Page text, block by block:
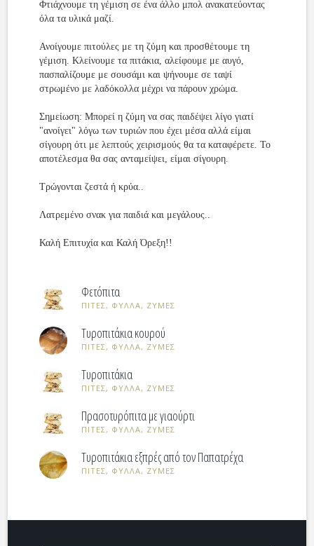
Φτιάχνουμε τη γέμιση σε ένα άλλο μπολ ανακατεύοντας
όλα τα υλικά μαζί.
Ανοίγουμε πιτούλες με τη ζύμη και προσθέτουμε τη
γέμιση. Κλείνουμε τα πιτάκια, αλείφουμε με αυγό,
πασπαλίζουμε με σουσάμι και ψήνουμε σε ταψί
στρωμένο με λαδόκολλα μέχρι να πάρουν χρώμα.
Σημείωση: Μπορεί η ζύμη να σας παιδέψει λίγο γιατί
"ανοίγει" λόγω των τυριών που έχει μέσα αλλά είμαι
σίγουρη ότι με λεπτούς χειρισμούς θα τα καταφέρετε. Το
αποτέλεσμα θα σας ανταμείψει, είμαι σίγουρη.
Τρώγονται ζεστά ή κρύα..
Λατρεμένο σνακ για παιδιά και μεγάλους..
Καλή Επιτυχία και Καλή Όρεξη!!
Φετόπιτα
ΠΙΤΕΣ, ΦΥΛΛΑ, ΖΥΜΕΣ
Τυροπιτάκια κουρού
ΠΙΤΕΣ, ΦΥΛΛΑ, ΖΥΜΕΣ
Τυροπιτάκια
ΠΙΤΕΣ, ΦΥΛΛΑ, ΖΥΜΕΣ
Πρασοτυρόπιτα με γιαούρτι
ΠΙΤΕΣ, ΦΥΛΛΑ, ΖΥΜΕΣ
Τυροπιτάκια εξπρές από τον Παπατρέχα
ΠΙΤΕΣ, ΦΥΛΛΑ, ΖΥΜΕΣ